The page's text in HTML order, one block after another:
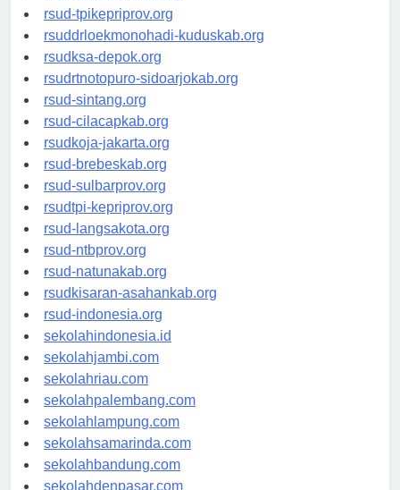
rsud-simeuluekab.org
rsud-tpikepriprov.org
rsuddrloekmonohadi-kuduskab.org
rsudksa-depok.org
rsudrtnotopuro-sidoarjokab.org
rsud-sintang.org
rsud-cilacapkab.org
rsudkoja-jakarta.org
rsud-brebeskab.org
rsud-sulbarprov.org
rsudtpi-kepriprov.org
rsud-langsakota.org
rsud-ntbprov.org
rsud-natunakab.org
rsudkisaran-asahankab.org
rsud-indonesia.org
sekolahindonesia.id
sekolahjambi.com
sekolahriau.com
sekolahpalembang.com
sekolahlampung.com
sekolahsamarinda.com
sekolahbandung.com